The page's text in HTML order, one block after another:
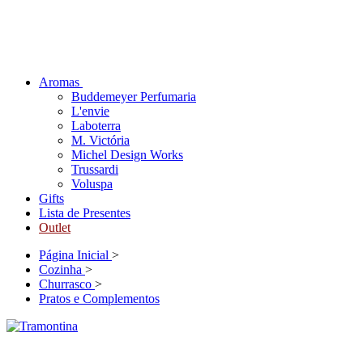
Aromas
Buddemeyer Perfumaria
L'envie
Laboterra
M. Victória
Michel Design Works
Trussardi
Voluspa
Gifts
Lista de Presentes
Outlet
Página Inicial >
Cozinha >
Churrasco >
Pratos e Complementos